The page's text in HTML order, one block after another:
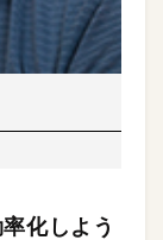
化しよう